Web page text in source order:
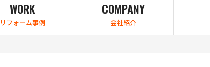
WORK
リフォーム事例
COMPANY
会社紹介